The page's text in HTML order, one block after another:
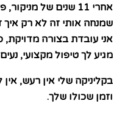
אחרי 11 שנים של
שמנחה אותי זה לא רק
אני עובדת בצורה מדויקת,
מגיע לך טיפול מקצועי,
בקליניקה שלי אין רעש,
וזמן שכולו שלך.